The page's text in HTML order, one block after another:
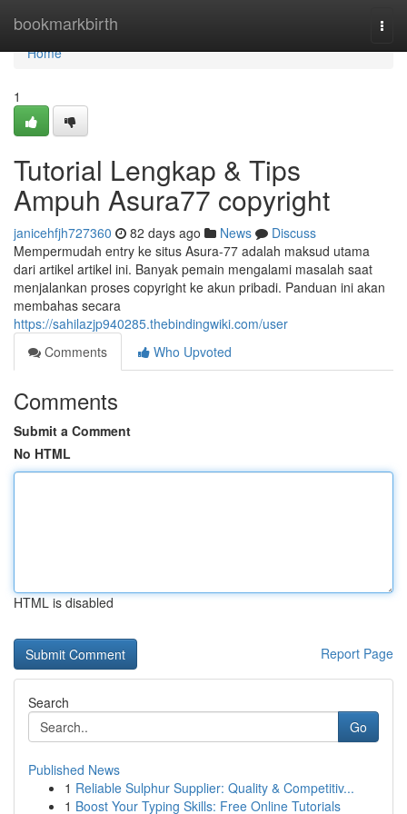
bookmarkbirth
Home
Home
1
Tutorial Lengkap & Tips
Ampuh Asura77 copyright
janicehfjh727360 82 days ago News
Discuss
Mempermudah entry ke situs Asura-77 adalah maksud utama
dari artikel artikel ini. Banyak pemain mengalami masalah saat
menjalankan proses copyright ke akun pribadi. Panduan ini akan
membahas secara
https://sahilazjp940285.thebindingwiki.com/user
Comments
Who Upvoted
Comments
Submit a Comment
No HTML
HTML is disabled
Report Page
Search
Go
Published News
1 Reliable Sulphur Supplier: Quality & Competitiv...
1 Boost Your Typing Skills: Free Online Tutorials